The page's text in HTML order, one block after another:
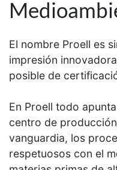
El nombre Proell es
impresión
posible de
En Proell todo
vanguardia, los
respetuosos con el
materias primas de
control de calidad